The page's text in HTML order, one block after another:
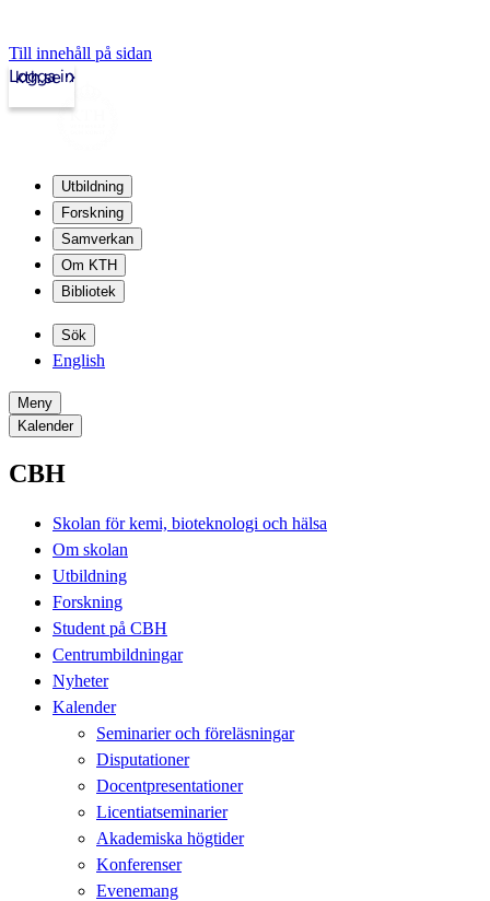
Till innehåll på sidan
kth.se
Logga in
Utbildning
Forskning
Samverkan
Om KTH
Bibliotek
Sök
English
Meny
Kalender
CBH
Skolan för kemi, bioteknologi och hälsa
Om skolan
Utbildning
Forskning
Student på CBH
Centrumbildningar
Nyheter
Kalender
Seminarier och föreläsningar
Disputationer
Docentpresentationer
Licentiatseminarier
Akademiska högtider
Konferenser
Evenemang